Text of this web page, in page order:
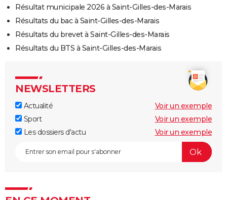
Résultat municipale 2026 à Saint-Gilles-des-Marais
Résultats du bac à Saint-Gilles-des-Marais
Résultats du brevet à Saint-Gilles-des-Marais
Résultats du BTS à Saint-Gilles-des-Marais
NEWSLETTERS
Actualité
Voir un exemple
Sport
Voir un exemple
Les dossiers d'actu
Voir un exemple